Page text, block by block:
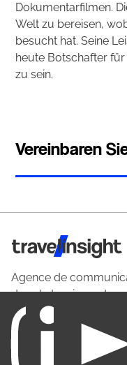
Dokumentarfilmen.
Welt zu bereisen,
besucht hat. Seine
heute Botschafter
zu sein.
Vereinbaren
Travel Insight
Agence de
dans le tourisme du
du loisirs.